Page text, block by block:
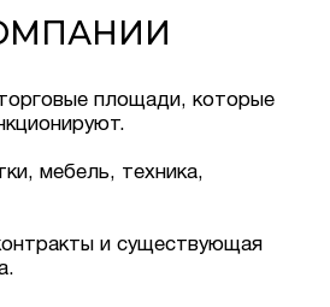
площади, которые
мебель, техника,
и существующая